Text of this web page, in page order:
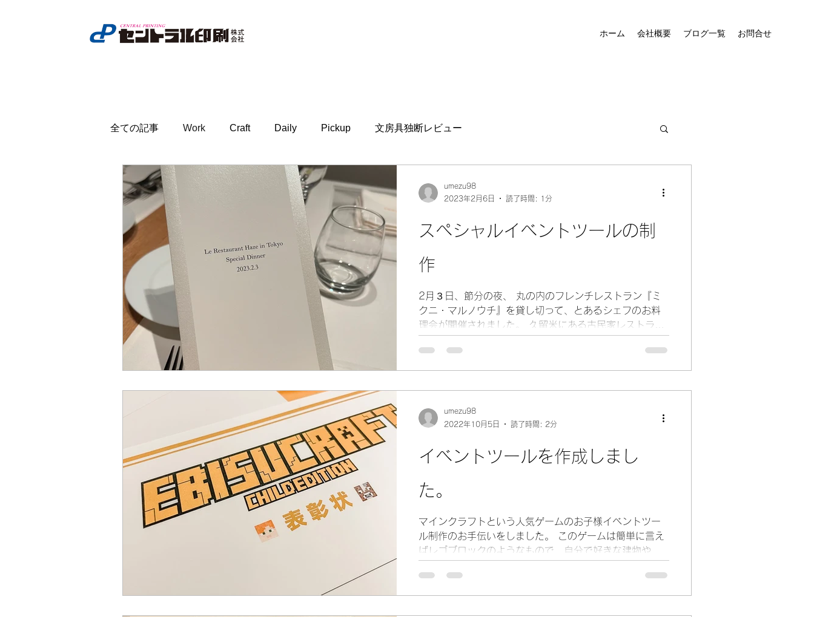
ホーム 会社概要 ブログ一覧 お問合せ
全ての記事 Work Craft Daily Pickup 文房具独断レビュー
スペシャルイベントツールの制
作
2月３日、節分の夜、 丸の内のフレンチレストラン『ミ
クニ・マルノウチ』を貸し切って、とあるシェフのお料
理会が開催されました。 久留米にある古民家レストラン
THE VEGETARIAN CHANCE...
umezu98
2023年2月6日
読了時間: 1分
イベントツールを作成しまし
た。
マインクラフトという人気ゲームのお子様イベントツー
ル制作のお手伝いをしました。 このゲームは簡単に言え
ばレゴブロックのようなもので、自分で好きな建物や街
って遊ぶそうですが、そのゲームイベントで受賞した子
どもたちに何か手に残る...
umezu98
2022年10月5日
読了時間: 2分